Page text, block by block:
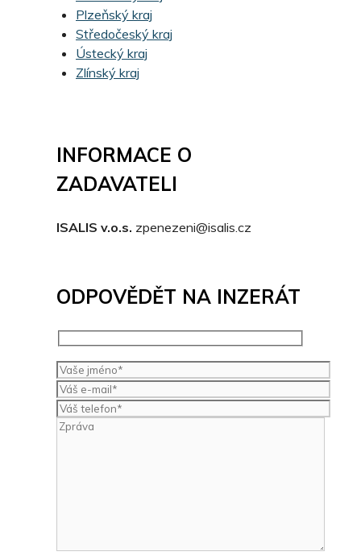
Plzeňský kraj
Středočeský kraj
Ústecký kraj
Zlínský kraj
INFORMACE O
ZADAVATELI
ISALIS v.o.s. zpenezeni@isalis.cz
ODPOVĚDĚT NA INZERÁT